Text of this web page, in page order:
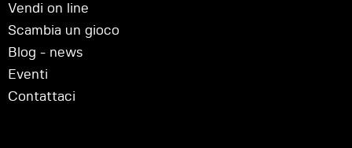
Vendi on line
Scambia un gioco
Blog - news
Eventi
Contattaci